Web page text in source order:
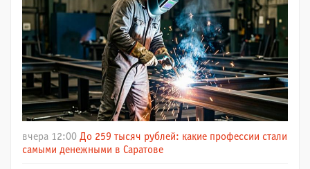
вчера 12:00 До 259 тысяч рублей: какие профессии стали
самыми денежными в Саратове